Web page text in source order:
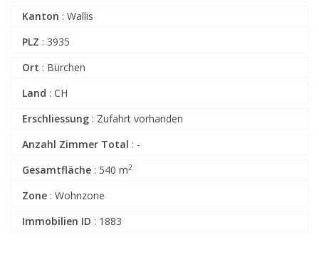
Kanton : Wallis
PLZ : 3935
Ort : Bürchen
Land : CH
Erschliessung : Zufahrt vorhanden
Anzahl Zimmer Total : -
Gesamtfläche : 540 m2
Zone : Wohnzone
Immobilien ID : 1883